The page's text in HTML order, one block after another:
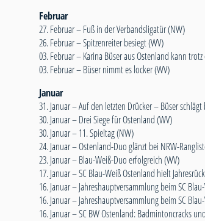
Februar
27. Februar –Fuß in der Verbandsligatür (NW)
26. Februar –Spitzenreiter besiegt (WV)
03. Februar –Karina Büser aus Ostenland kann
03. Februar –Büser nimmt es locker (WV)
Januar
31. Januar –Auf den letzten Drücker – Büser
30. Januar –Drei Siege für Ostenland (WV)
30. Januar –11. Spieltag (NW)
24. Januar –Ostenland-Duo glänzt bei NRW-
23. Januar –Blau-Weiß-Duo erfolgreich (WV)
17. Januar –SC Blau-Weiß Ostenland hielt
16. Januar –Jahreshauptversammlung beim SC
16. Januar –Jahreshauptversammlung beim SC
16. Januar –SC BW Ostenland: Badmintoncracks